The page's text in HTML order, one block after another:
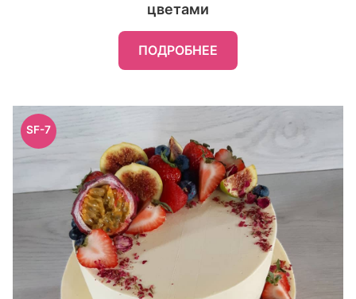
цветами
ПОДРОБНЕЕ
SF-7